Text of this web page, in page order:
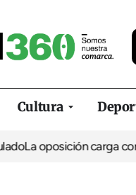
Cultura
carga contra la